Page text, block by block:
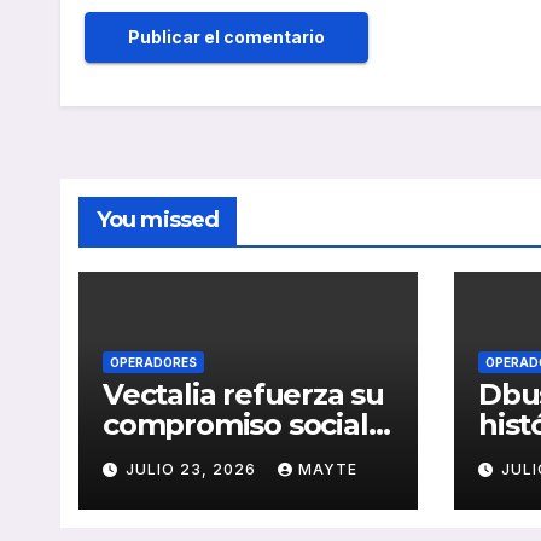
You missed
OPERADORES
Vectalia refuerza su
compromiso social y
medioambiental
con la publicación
de su Memoria de
JULIO 23, 2026 MAYTE
del